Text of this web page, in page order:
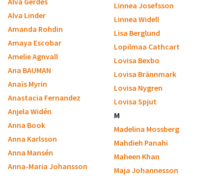
Alva Linder
Amanda Rohdin
Amaya Escobar
Amelie Agnvall
Ana BAUMAN
Anaïs Myrin
Anastacia Fernandez
Anjela Widén
Anna Book
Anna Karlsson
Anna Mansén
Anna-Maria Johansson
Linnea Josefsson
Linnea Widell
Lisa Berglund
Lopilmaa Cathcart
Lovisa Bexbo
Lovisa Brännmark
Lovisa Nygren
Lovisa Spjut
M
Madelina Mossberg
Mahdieh Panahi
Maheen Khan
Maja Johannesson